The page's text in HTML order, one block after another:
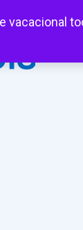
vacacional
Favoritos